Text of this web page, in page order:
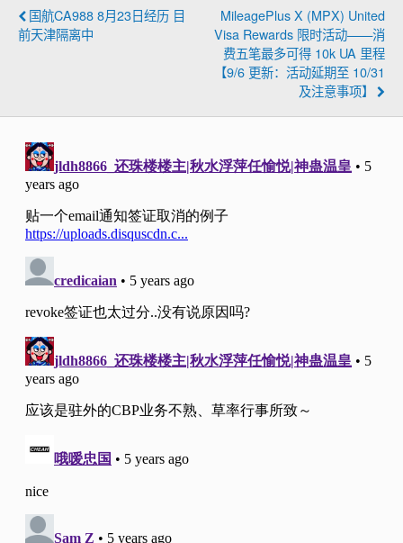
国航CA988 8月23日经历 目
前天津隔离中
MileagePlus X (MPX) United
Visa Rewards 限时活动——消
费五笔最多可得 10k UA 里程
【9/6 更新：活动延期至 10/31
及注意事项】